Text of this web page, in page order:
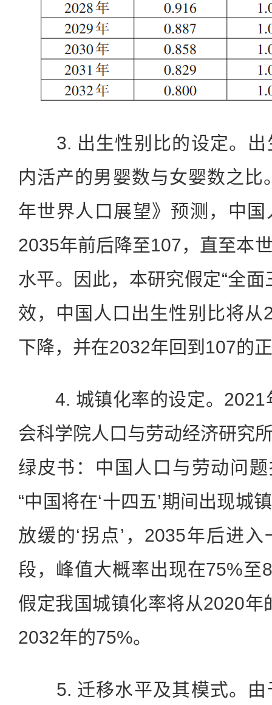
3. 出生性别比的设定。出
内活产的男婴数与女婴数之比
年世界人口展望》预测，中
2035年前后降至107，直至本
水平。因此，本研究假定“全面
效，中国人口出生性别比将从
下降，并在2032年回到107的
4. 城镇化率的设定。2021
会科学院人口与劳动经济研究
绿皮书：中国人口与劳动问
“中国将在‘十四五’期间出现城
放缓的‘拐点’，2035年后进
段，峰值大概率出现在75%至
假定我国城镇化率将从2020年
2032年的75%。
5. 迁移水平及其模式。由